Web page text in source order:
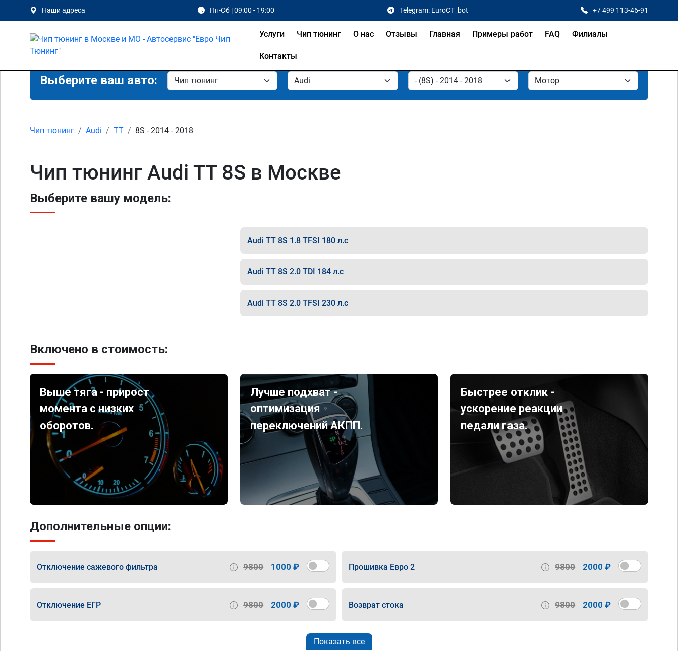
Наши адреса Пн-Сб | 09:00 - 19:00 Telegram: EuroCT_bot +7 499 113-46-91
Услуги Чип тюнинг О нас Отзывы Главная Примеры работ FAQ Филиалы
Контакты
Выберите ваш авто:
Чип тюнинг Audi TT 8S - 2014 - 2018
Чип тюнинг Audi TT 8S в Москве
Выберите вашу модель:
Audi TT 8S 1.8 TFSI 180 л.с
Audi TT 8S 2.0 TDI 184 л.с
Audi TT 8S 2.0 TFSI 230 л.с
Включено в стоимость:
Выше тяга - прирост
момента с низких
оборотов.
Лучше подхват -
оптимизация
переключений АКПП.
Быстрее отклик -
ускорение реакции
педали газа.
Дополнительные опции:
Отключение сажевого фильтра 9800 1000 ₽ Прошивка Евро 2 9800 2000 ₽
Отключение ЕГР 9800 2000 ₽ Возврат стока 9800 2000 ₽
Показать все